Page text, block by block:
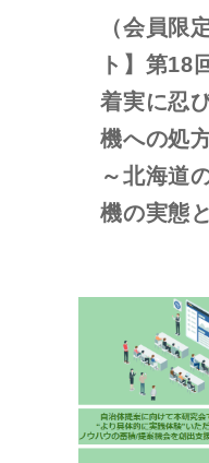
（会員限
ト】第18
着実に忍
機への処
～北海道
機の実態